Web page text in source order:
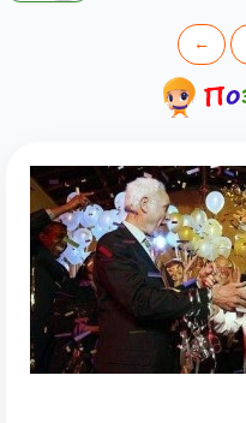
←